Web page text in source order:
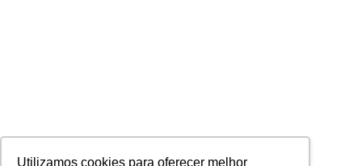
Utilizamos cookies para oferecer melhor